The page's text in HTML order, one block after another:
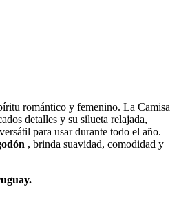
romántico y femenino. La Camisa
detalles y su silueta relajada,
para usar durante todo el año.
, brinda suavidad, comodidad y